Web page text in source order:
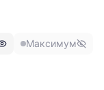
Максимум